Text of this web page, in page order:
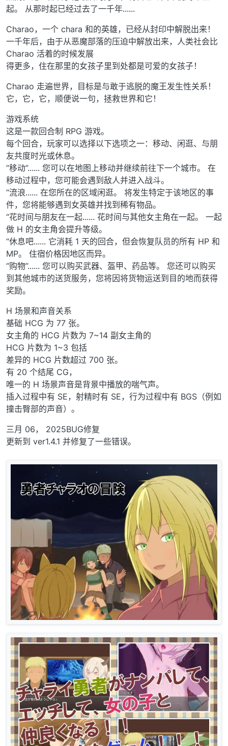
起。 从那时起已经过去了一千年......
Charao，一个 chara 和的英雄，已经从封印中解脱出来！
一千年后，由于从恶魔部落的压迫中解放出来，人类社会比
Charao 活着的时候发展
得更多，住在那里的女孩子里到处都是可爱的女孩子！
Charao 走遍世界，目标是与敢于逃脱的魔王发生性关系！
它，它，它，顺便说一句，拯救世界和它！
游戏系统
这是一款回合制 RPG 游戏。
每个回合，玩家可以选择以下选项之一：移动、闲逛、与朋
友共度时光或休息。
“移动”...... 您可以在地图上移动并继续前往下一个城市。 在
移动过程中，您可能会遇到敌人并进入战斗。
“流浪...... 在您所在的区域闲逛。 将发生特定于该地区的事
件，您将能够遇到女英雄并找到稀有物品。
“花时间与朋友在一起...... 花时间与其他女主角在一起。 一起
做 H 的女主角会提升等级。
“休息吧...... 它消耗 1 天的回合，但会恢复队员的所有 HP 和
MP。 住宿价格因地区而异。
“购物”...... 您可以购买武器、盔甲、药品等。 您还可以购买
到其他城市的送货服务，您将因将货物运送到目的地而获得
奖励。
H 场景和声音关系
基础 HCG 为 77 张。
女主角的 HCG 片数为 7~14 副女主角的
HCG 片数为 1~3 包括
差异的 HCG 片数超过 700 张。
有 20 个结尾 CG，
唯一的 H 场景声音是背景中播放的喘气声。
插入过程中有 SE，射精时有 SE，行为过程中有 BGS（例如
撞击臀部的声音）。
三月 06， 2025BUG修复
更新到 ver1.4.1 并修复了一些错误。